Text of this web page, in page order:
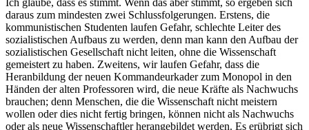
Ich glaube, dass es stimmt. Wenn das aber stimmt, so ergeben sich
daraus zum mindesten zwei Schlussfolgerungen. Erstens, die
kommunistischen Studenten laufen Gefahr, schlechte Leiter des
sozialistischen Aufbaus zu werden, denn man kann den Aufbau der
sozialistischen Gesellschaft nicht leiten, ohne die Wissenschaft
gemeistert zu haben. Zweitens, wir laufen Gefahr, dass die
Heranbildung der neuen Kommandeurkader zum Monopol in den
Händen der alten Professoren wird, die neue Kräfte als Nachwuchs
brauchen; denn Menschen, die die Wissenschaft nicht meistern
wollen oder dies nicht fertig bringen, können nicht als Nachwuchs
oder als neue Wissenschaftler herangebildet werden. Es erübrigt sich